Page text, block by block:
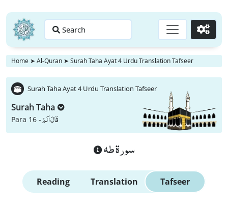
Search Go
Home ➤ Al-Quran ➤ Surah Taha Ayat 4 Urdu Translation Tafseer
Surah Taha Ayat 4 Urdu Translation Tafseer
Surah Taha
Para 16 -قَالَ اَلَمْ
سورة طه
Reading Translation Tafseer